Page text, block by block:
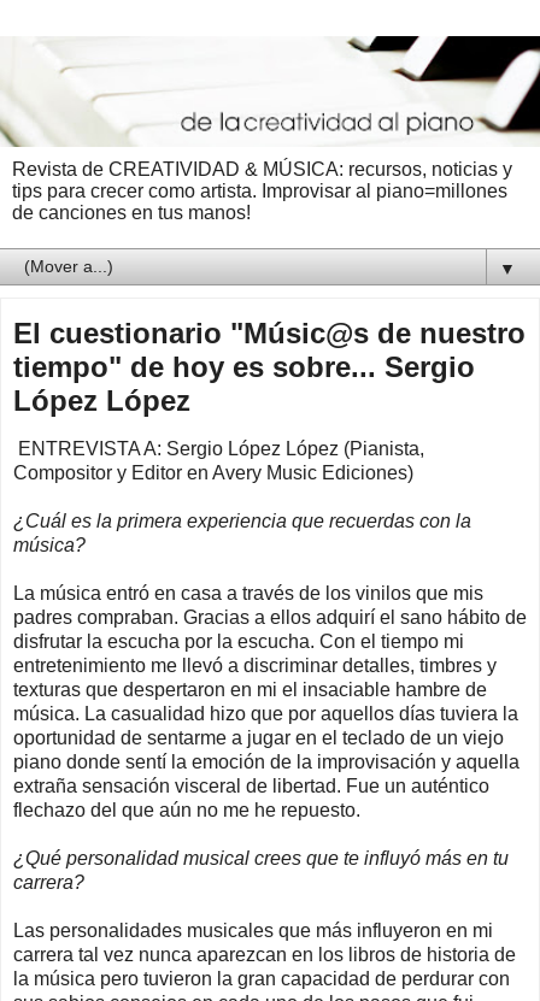
Revista de CREATIVIDAD & MÚSICA: recursos, noticias y
tips para crecer como artista. Improvisar al piano=millones
de canciones en tus manos!
▼
El cuestionario "Músic@s de nuestro
tiempo" de hoy es sobre... Sergio
López López
ENTREVISTA A: Sergio López López (Pianista,
Compositor y Editor en Avery Music Ediciones)
¿Cuál es la primera experiencia que recuerdas con la
música?
La música entró en casa a través de los vinilos que mis
padres compraban. Gracias a ellos adquirí el sano hábito de
disfrutar la escucha por la escucha. Con el tiempo mi
entretenimiento me llevó a discriminar detalles, timbres y
texturas que despertaron en mi el insaciable hambre de
música. La casualidad hizo que por aquellos días tuviera la
oportunidad de sentarme a jugar en el teclado de un viejo
piano donde sentí la emoción de la improvisación y aquella
extraña sensación visceral de libertad. Fue un auténtico
flechazo del que aún no me he repuesto.
¿Qué personalidad musical crees que te influyó más en tu
carrera?
Las personalidades musicales que más influyeron en mi
carrera tal vez nunca aparezcan en los libros de historia de
la música pero tuvieron la gran capacidad de perdurar con